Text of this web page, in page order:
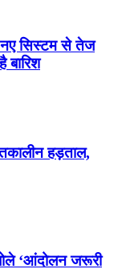
नए सिस्टम से तेज
हड़ताल,
‘आंदोलन जरूरी